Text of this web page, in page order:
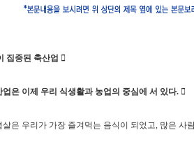
집중된 축산업 
은 이제 우리 식생활과 농업의 중심에 서 있다. 
살은 우리가 가장 즐겨먹는 음식이 되었고, 많은 사